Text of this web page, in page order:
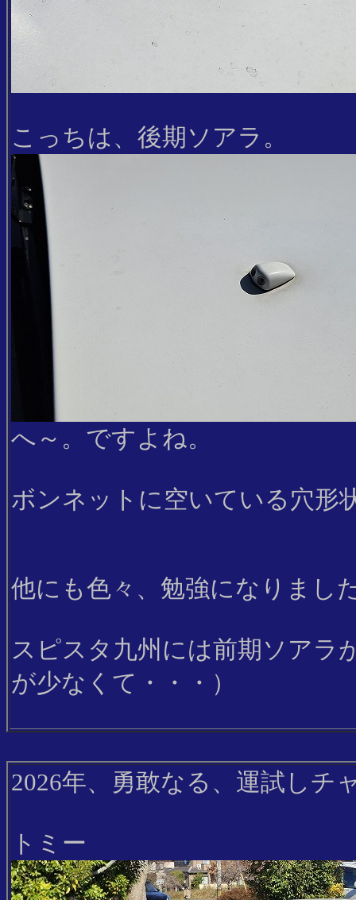
こっちは、後期ソアラ。
へ～。ですよね。
ボンネットに空いている穴形
他にも色々、勉強になりまし
スピスタ九州には前期ソアラ
が少なくて・・・）
2026年、勇敢なる、運試しチ
トミー